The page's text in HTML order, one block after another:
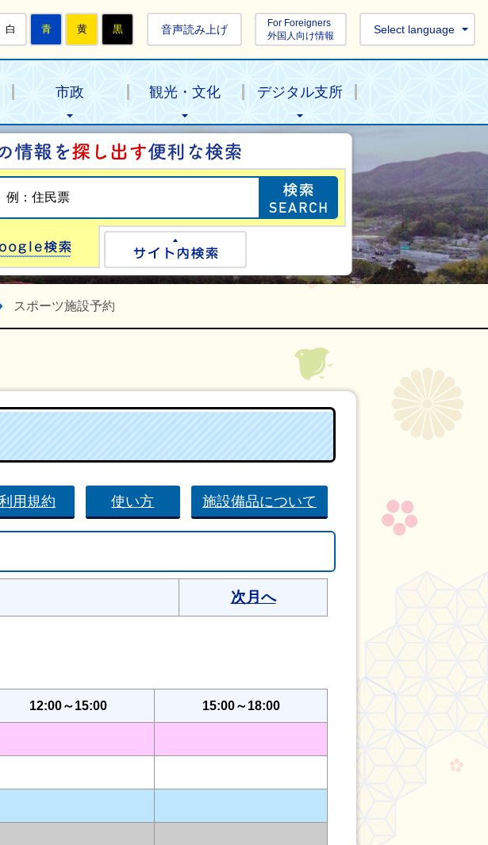
白 青 黄 黒 音声読み上げ
For Foreigners
外国人向け情報
Select language
市政 観光・文化 デジタル支所
目的の情報を探
Google検索
スポーツ施設予約
用規約 使い方 施設備品について
次月へ
12:00～15:00 15:00～18:00